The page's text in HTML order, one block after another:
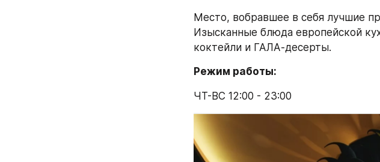
Место, вобравшее в себя лучшие
Изысканные блюда европейской
коктейли и ГАЛА-десерты.
Режим работы:
ЧТ-ВС 12:00 - 23:00